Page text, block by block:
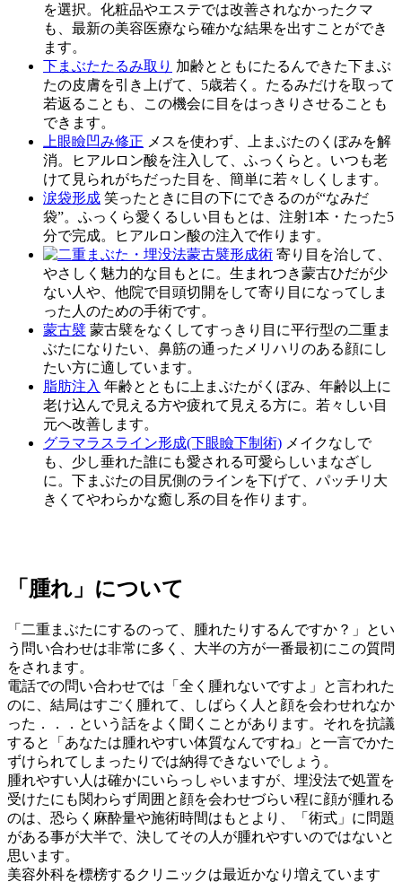
を選択。化粧品やエステでは改善されなかったクマ
も、最新の美容医療なら確かな結果を出すことができ
ます。
下まぶたたるみ取り 加齢とともにたるんできた下まぶ
たの皮膚を引き上げて、5歳若く。たるみだけを取って
若返ることも、この機会に目をはっきりさせることも
できます。
上眼瞼凹み修正 メスを使わず、上まぶたのくぼみを解
消。ヒアルロン酸を注入して、ふっくらと。いつも老
けて見られがちだった目を、簡単に若々しくします。
涙袋形成 笑ったときに目の下にできるのが“なみだ
袋”。ふっくら愛くるしい目もとは、注射1本・たった5
分で完成。ヒアルロン酸の注入で作ります。
蒙古襞形成術 寄り目を治して、
やさしく魅力的な目もとに。生まれつき蒙古ひだが少
ない人や、他院で目頭切開をして寄り目になってしま
った人のための手術です。
蒙古襞 蒙古襞をなくしてすっきり目に平行型の二重ま
ぶたになりたい、鼻筋の通ったメリハリのある顔にし
たい方に適しています。
脂肪注入 年齢とともに上まぶたがくぼみ、年齢以上に
老け込んで見える方や疲れて見える方に。若々しい目
元へ改善します。
グラマラスライン形成(下眼瞼下制術) メイクなしで
も、少し垂れた誰にも愛される可愛らしいまなざし
に。下まぶたの目尻側のラインを下げて、パッチリ大
きくてやわらかな癒し系の目を作ります。
「腫れ」について
「二重まぶたにするのって、腫れたりするんですか？」とい
う問い合わせは非常に多く、大半の方が一番最初にこの質問
をされます。
電話での問い合わせでは「全く腫れないですよ」と言われた
のに、結局はすごく腫れて、しばらく人と顔を会わせれなか
った．．．という話をよく聞くことがあります。それを抗議
すると「あなたは腫れやすい体質なんですね」と一言でかた
ずけられてしまったりでは納得できないでしょう。
腫れやすい人は確かにいらっしゃいますが、埋没法で処置を
受けたにも関わらず周囲と顔を会わせづらい程に顔が腫れる
のは、恐らく麻酔量や施術時間はもとより、「術式」に問題
がある事が大半で、決してその人が腫れやすいのではないと
思います。
美容外科を標榜するクリニックは最近かなり増えています